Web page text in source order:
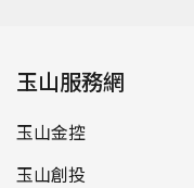
玉山服務網
玉山金控
玉山創投